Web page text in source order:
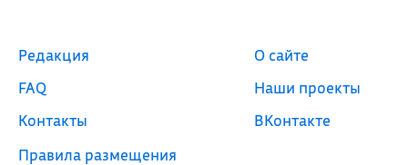
Редакция
FAQ
Контакты
Правила размещения
О сайте
Наши проекты
ВКонтакте